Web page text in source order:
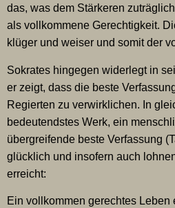
das, was dem Stärkeren
als vollkommene Gerechtigkeit.
klüger und weiser und somit der
Sokrates hingegen widerlegt in
er zeigt, dass die beste
Regierten zu verwirklichen. In
bedeutendstes Werk, ein
übergreifende beste Verfassung
glücklich und insofern auch
erreicht:
Ein vollkommen gerechtes